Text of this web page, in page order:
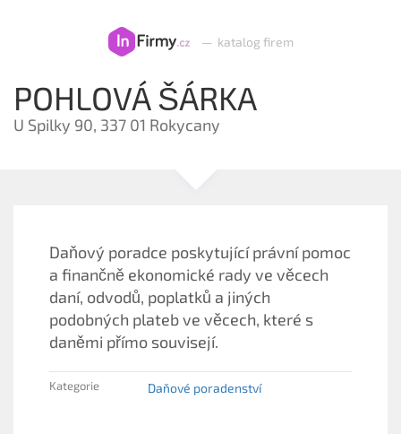
— katalog firem
POHLOVÁ ŠÁRKA
U Spilky 90, 337 01 Rokycany
Daňový poradce poskytující právní pomoc
a finančně ekonomické rady ve věcech
daní, odvodů, poplatků a jiných
podobných plateb ve věcech, které s
daněmi přímo souvisejí.
Kategorie Daňové poradenství